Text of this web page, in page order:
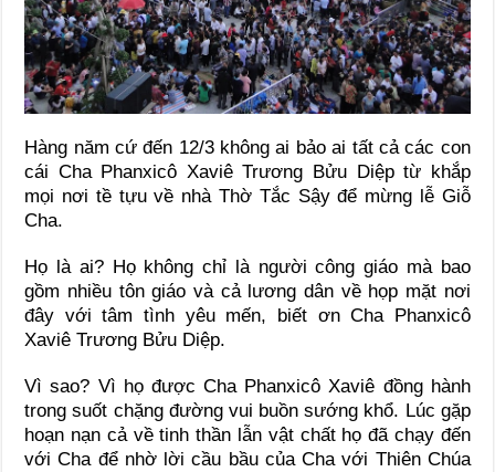
Hàng năm cứ đến 12/3 không ai bảo ai tất cả các con
cái Cha Phanxicô Xaviê Trương Bửu Diệp từ khắp
mọi nơi tề tựu về nhà Thờ Tắc Sậy để mừng lễ Giỗ
Cha.
Họ là ai? Họ không chỉ là người công giáo mà bao
gồm nhiều tôn giáo và cả lương dân về họp mặt nơi
đây với tâm tình yêu mến, biết ơn Cha Phanxicô
Xaviê Trương Bửu Diệp.
Vì sao? Vì họ được Cha Phanxicô Xaviê đồng hành
trong suốt chặng đường vui buồn sướng khổ. Lúc gặp
hoạn nạn cả về tinh thần lẫn vật chất họ đã chạy đến
với Cha để nhờ lời cầu bầu của Cha với Thiên Chúa